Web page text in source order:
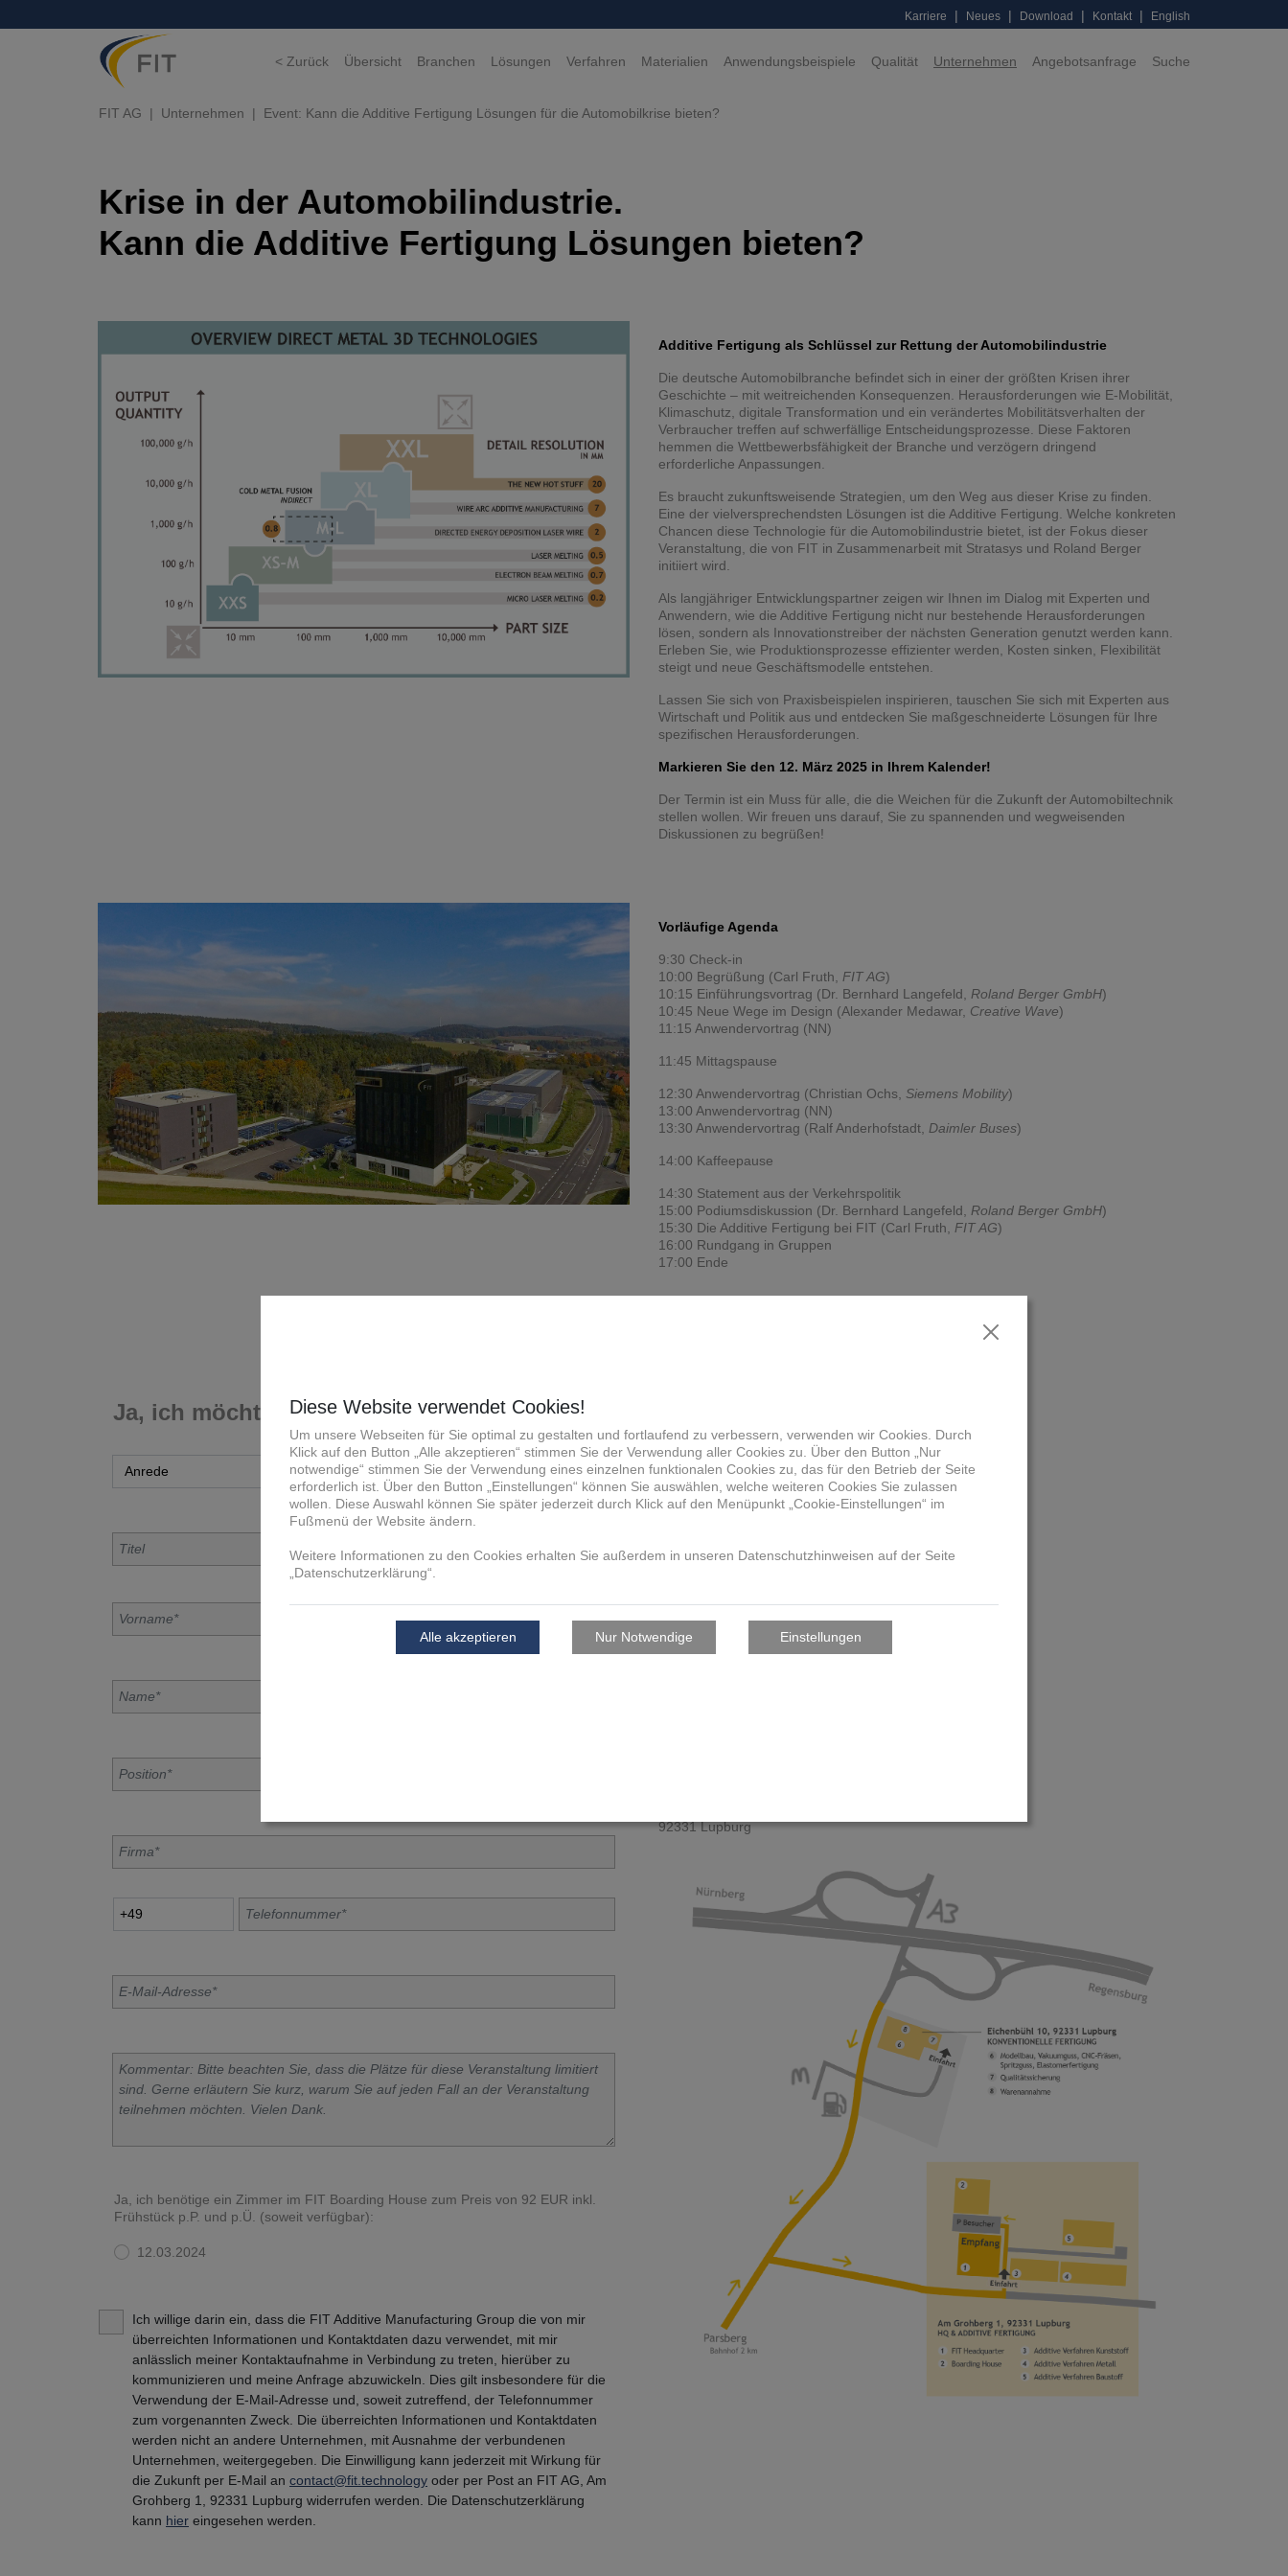
Karriere | Neues | Download | Kontakt | English
< Zurück Übersicht Branchen Lösungen Verfahren Materialien Anwendungsbeispiele Qualität Unternehmen Angebotsanfrage Suche
FIT AG Unternehmen Event: Kann die Additive Fertigung Lösungen für die Automobilkrise bieten?
Krise in der Automobilindustrie.
Kann die Additive Fertigung Lösungen bieten?
Additive Fertigung als Schlüssel zur Rettung der Automobilindustrie
Die deutsche Automobilbranche befindet sich in einer der größten Krisen ihrer
Geschichte – mit weitreichenden Konsequenzen. Herausforderungen wie E-Mobilität,
Klimaschutz, digitale Transformation und ein verändertes Mobilitätsverhalten der
Verbraucher treffen auf schwerfällige Entscheidungsprozesse. Diese Faktoren
hemmen die Wettbewerbsfähigkeit der Branche und verzögern dringend
erforderliche Anpassungen.
Es braucht zukunftsweisende Strategien, um den Weg aus dieser Krise zu finden.
Eine der vielversprechendsten Lösungen ist die Additive Fertigung. Welche konkreten
Chancen diese Technologie für die Automobilindustrie bietet, ist der Fokus dieser
Veranstaltung, die von FIT in Zusammenarbeit mit Stratasys und Roland Berger
initiiert wird.
Als langjähriger Entwicklungspartner zeigen wir Ihnen im Dialog mit Experten und
Anwendern, wie die Additive Fertigung nicht nur bestehende Herausforderungen
lösen, sondern als Innovationstreiber der nächsten Generation genutzt werden kann.
Erleben Sie, wie Produktionsprozesse effizienter werden, Kosten sinken, Flexibilität
steigt und neue Geschäftsmodelle entstehen.
Lassen Sie sich von Praxisbeispielen inspirieren, tauschen Sie sich mit Experten aus
Wirtschaft und Politik aus und entdecken Sie maßgeschneiderte Lösungen für Ihre
spezifischen Herausforderungen.
Markieren Sie den 12. März 2025 in Ihrem Kalender!
Der Termin ist ein Muss für alle, die die Weichen für die Zukunft der Automobiltechnik
stellen wollen. Wir freuen uns darauf, Sie zu spannenden und wegweisenden
Diskussionen zu begrüßen!
Vorläufige Agenda
9:30 Check-in
10:00 Begrüßung (Carl Fruth, FIT AG)
10:15 Einführungsvortrag (Dr. Bernhard Langefeld, Roland Berger GmbH)
10:45 Neue Wege im Design (Alexander Medawar, Creative Wave)
11:15 Anwendervortrag (NN)
11:45 Mittagspause
12:30 Anwendervortrag (Christian Ochs, Siemens Mobility)
13:00 Anwendervortrag (NN)
13:30 Anwendervortrag (Ralf Anderhofstadt, Daimler Buses)
14:00 Kaffeepause
14:30 Statement aus der Verkehrspolitik
15:00 Podiumsdiskussion (Dr. Bernhard Langefeld, Roland Berger GmbH)
15:30 Die Additive Fertigung bei FIT (Carl Fruth, FIT AG)
16:00 Rundgang in Gruppen
17:00 Ende
Ja, ich möchte teilnehmen.
Ja, ich benötige ein Zimmer im FIT Boarding House zum Preis von 92 EUR inkl.
Frühstück p.P. und p.Ü. (soweit verfügbar):
12.03.2024
Ich willige darin ein, dass die FIT Additive Manufacturing Group die von mir
überreichten Informationen und Kontaktdaten dazu verwendet, mit mir
anlässlich meiner Kontaktaufnahme in Verbindung zu treten, hierüber zu
kommunizieren und meine Anfrage abzuwickeln. Dies gilt insbesondere für die
Verwendung der E-Mail-Adresse und, soweit zutreffend, der Telefonnummer
zum vorgenannten Zweck. Die überreichten Informationen und Kontaktdaten
werden nicht an andere Unternehmen, mit Ausnahme der verbundenen
Unternehmen, weitergegeben. Die Einwilligung kann jederzeit mit Wirkung für
die Zukunft per E-Mail an contact@fit.technology oder per Post an FIT AG, Am
Grohberg 1, 92331 Lupburg widerrufen werden. Die Datenschutzerklärung
kann hier eingesehen werden.
Dr. Elisabeth Bauer
Head of PR
Tel. 09492 9429 0
marketing@fit.technology
92331 Lupburg